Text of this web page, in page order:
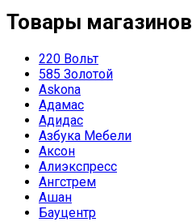
Товары магазинов
220 Вольт
585 Золотой
Askona
Адамас
Адидас
Азбука Мебели
Аксон
Алиэкспресс
Ангстрем
Ашан
Бауцентр